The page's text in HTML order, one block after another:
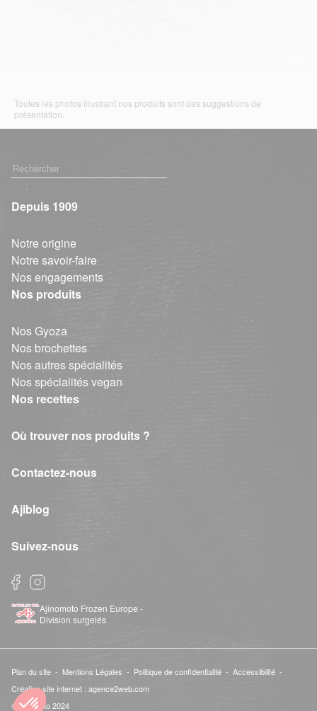
Toutes les photos illustrant nos produits sont des suggestions de
présentation.
Depuis 1909
Notre origine
Notre savoir-faire
Nos engagements
Nos produits
Nos Gyoza
Nos brochettes
Nos autres spécialités
Nos spécialités vegan
Nos recettes
Où trouver nos produits ?
Contactez-nous
Ajiblog
Suivez-nous
Ajinomoto Frozen Europe -
Division surgelés
Plan du site - Mentions Légales - Politique de confidentialité - Accessibilité -
Création site internet : agence2web.com
©Ajinomoto 2024